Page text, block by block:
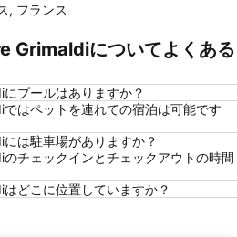
Fontvieille
Koaland
Boulevard de la Croisette
Gare d'Eze sur Mer
Jean-Médecin
Coco Beach
, フランス
Grimaldiについてよくある
プールはありますか？
はペットを連れての宿泊は可能です
は駐車場がありますか？
チェックインとチェックアウトの時間
どこに位置していますか？